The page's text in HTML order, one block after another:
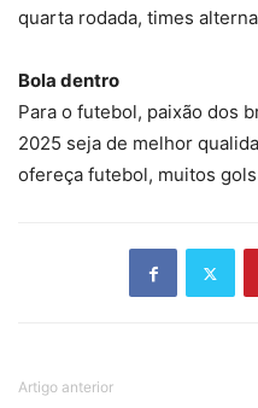
quarta rodada, times
Bola dentro
Para o futebol, paixão dos
2025 seja de melhor
ofereça futebol, muitos
Artigo anterior